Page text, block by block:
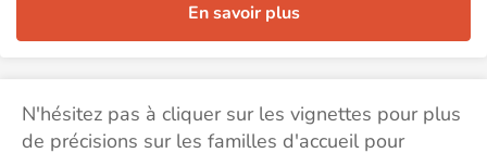
En savoir plus
N'hésitez pas à cliquer sur les vignettes pour plus
de précisions sur les familles d'accueil pour